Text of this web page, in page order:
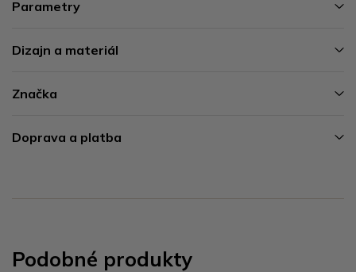
Parametry
Dizajn a materiál
Značka
Doprava a platba
Podobné produkty